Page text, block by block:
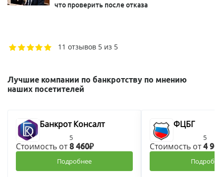
что проверить после отказа
11 отзывов 5 из 5
Лучшие компании по банкротству по мнению
наших посетителей
Банкрот Консалт
5
Стоимость от8 460₽
Подробнее
ФЦБГ
5
Стоимость от4